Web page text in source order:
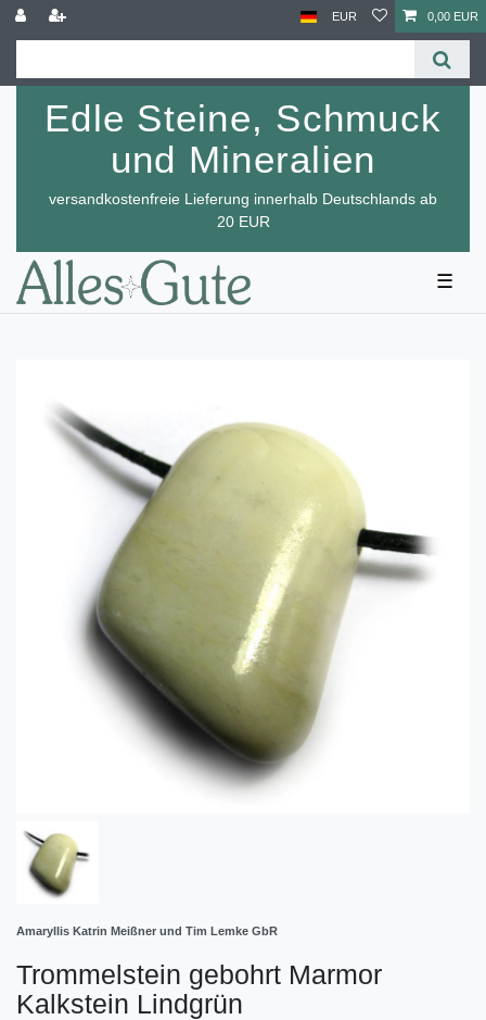
EUR 0,00 EUR
Edle Steine, Schmuck
und Mineralien
versandkostenfreie Lieferung innerhalb Deutschlands ab
20 EUR
☰
Amaryllis Katrin Meißner und Tim Lemke GbR
Trommelstein gebohrt Marmor
Kalkstein Lindgrün